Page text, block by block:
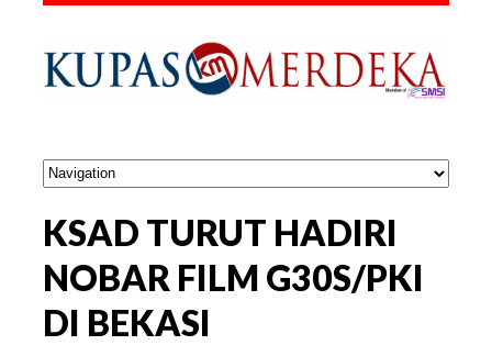
KSAD TURUT HADIRI
NOBAR FILM G30S/PKI
DI BEKASI